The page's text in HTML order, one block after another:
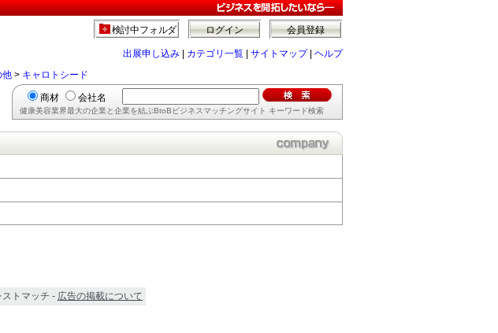
会員登録
ログイン
検討中フォルダ
出展申し込み カテゴリ一覧 サイトマップ| ヘルプ
他 > キャロトシード
商材 会社名
健康美容業界最大の企業と企業を結ぶBtoBビジネスマッチングサイト キーワード検索
ストマッチ - 広告の掲載について